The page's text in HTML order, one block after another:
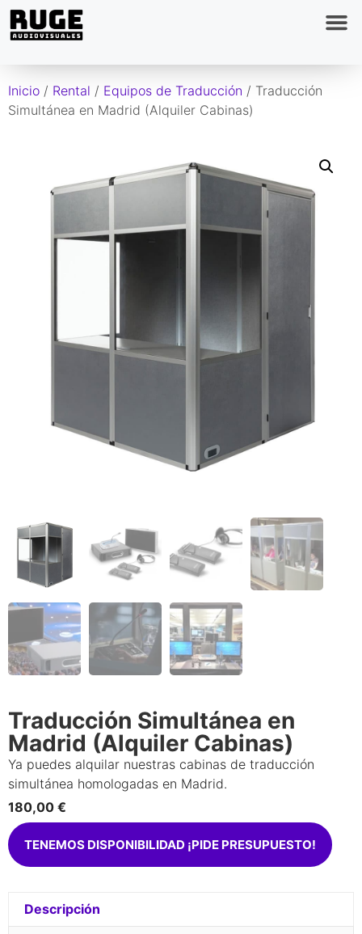
Inicio / Rental / Equipos de Traducción / Traducción
Simultánea en Madrid (Alquiler Cabinas)
Traducción Simultánea en
Madrid (Alquiler Cabinas)
Ya puedes alquilar nuestras cabinas de traducción
simultánea homologadas en Madrid.
180,00 €
TENEMOS DISPONIBILIDAD ¡PIDE PRESUPUESTO!
Descripción